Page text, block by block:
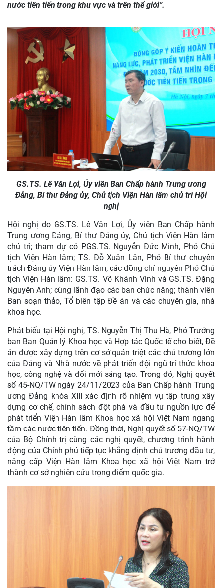
nước tiên tiến trong khu vực và trên thế giới”.
GS.TS. Lê Văn Lợi, Ủy viên Ban Chấp hành Trung ương
Đảng, Bí thư Đảng ủy, Chủ tịch Viện Hàn lâm chủ trì Hội
nghị
Hội nghị do GS.TS. Lê Văn Lợi, Ủy viên Ban Chấp hành
Trung ương Đảng, Bí thư Đảng ủy, Chủ tịch Viện Hàn lâm
chủ trì; tham dự có PGS.TS. Nguyễn Đức Minh, Phó Chủ
tịch Viện Hàn lâm; TS. Đỗ Xuân Lân, Phó Bí thư chuyên
trách Đảng ủy Viện Hàn lâm; các đồng chí nguyên Phó Chủ
tịch Viện Hàn lâm: GS.TS. Võ Khánh Vinh và GS.TS. Đặng
Nguyên Anh; cùng lãnh đạo các ban chức năng; thành viên
Ban soạn thảo, Tổ biên tập Đề án và các chuyên gia, nhà
khoa học.
Phát biểu tại Hội nghị, TS. Nguyễn Thị Thu Hà, Phó Trưởng
ban Ban Quản lý Khoa học và Hợp tác Quốc tế cho biết, Đề
án được xây dựng trên cơ sở quán triệt các chủ trương lớn
của Đảng và Nhà nước về phát triển đội ngũ trí thức khoa
học, công nghệ và đổi mới sáng tạo. Trong đó, Nghị quyết
số 45-NQ/TW ngày 24/11/2023 của Ban Chấp hành Trung
ương Đảng khóa XIII xác định rõ nhiệm vụ tập trung xây
dựng cơ chế, chính sách đột phá và đầu tư nguồn lực để
phát triển Viện Hàn lâm Khoa học xã hội Việt Nam ngang
tầm các nước tiên tiến. Đồng thời, Nghị quyết số 57-NQ/TW
của Bộ Chính trị cùng các nghị quyết, chương trình hành
động của Chính phủ tiếp tục khẳng định chủ trương đầu tư,
nâng cấp Viện Hàn lâm Khoa học xã hội Việt Nam trở
thành cơ sở nghiên cứu trọng điểm quốc gia.